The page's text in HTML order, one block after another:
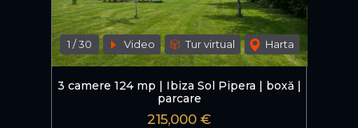
1 /30 Video Tur virtual Harta
3 camere 124 mp | Ibiza Sol Pipera | boxă |
parcare
215,000 €